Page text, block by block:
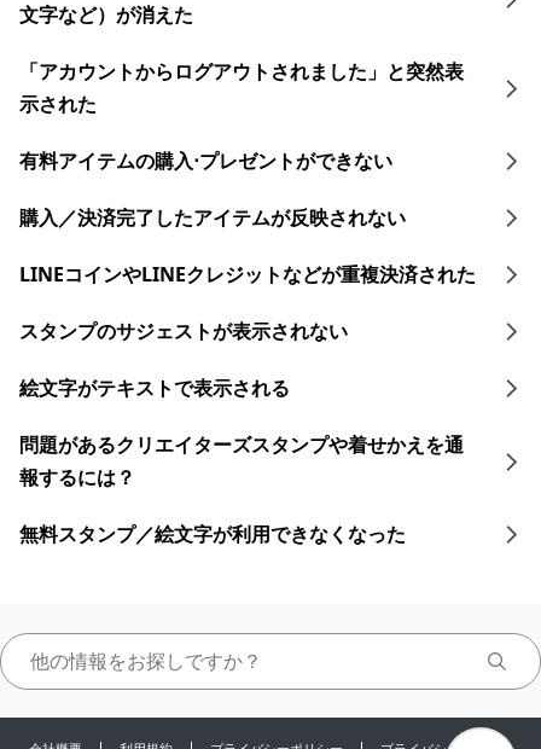
文字など）が消えた
「アカウントからログアウトされました」と突然表
示された
有料アイテムの購入⋅プレゼントができない
購入／決済完了したアイテムが反映されない
LINEコインや​LINEクレジットなどが​重複決済された​
スタンプのサジェストが表示されない
絵文字がテキストで表示される
問題があるクリエイターズスタンプや着せかえを通
報するには？
無料スタンプ／絵文字が利用できなくなった